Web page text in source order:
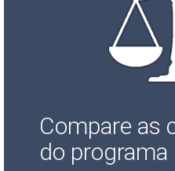
Compare as
do programa